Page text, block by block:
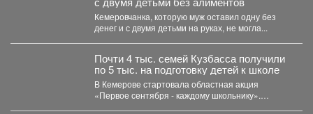
Кемеровчанка, которую муж оставил одну без
денег и с двумя детьми на руках, не могла...
Почти 4 тыс. семей Кузбасса получили
по 5 тыс. на подготовку детей к школе
В Кемерове стартовала областная акция
«Первое сентября - каждому школьнику».